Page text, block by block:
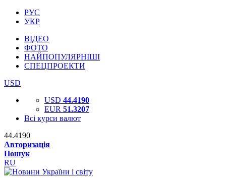
РУС
УКР
ВІДЕО
ФОТО
НАЙПОПУЛЯРНІШІ
СПЕЦПРОЕКТИ
USD
USD 44.4190
EUR 51.3207
Всі курси валют
44.4190
Авторизація
Пошук
RU